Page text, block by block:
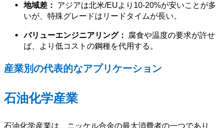
地域差：
アジアは北米/EUより10-20%が安いことが多
いが、特殊グレードはリードタイムが長い。
バリューエンジニアリング：
腐食や温度の要求が許せ
ば、より低コストの鋼種を代用する。
産業別の代表的なアプリケーション
石油化学産業
石油化学産業は、ニッケル合金の最大消費者の一つであり、